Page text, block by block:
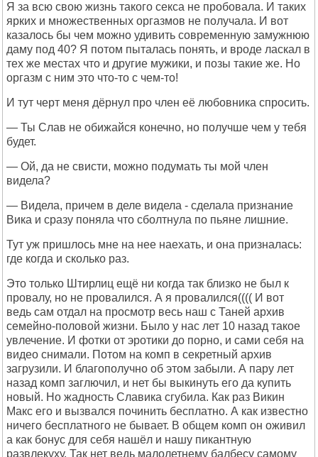
Я за всю свою жизнь такого секса не пробовала. И таких
ярких и множественных оргазмов не получала. И вот
казалось бы чем можно удивить современную замужнюю
даму под 40? Я потом пыталась понять, и вроде ласкал в
тех же местах что и другие мужики, и позы такие же. Но
оргазм с ним это что-то с чем-то!
И тут черт меня дёрнул про член её любовника спросить.
— Ты Слав не обижайся конечно, но получше чем у тебя
будет.
— Ой, да не свисти, можно подумать ты мой член
видела?
— Видела, причем в деле видела - сделала признание
Вика и сразу поняла что сболтнула по пьяне лишние.
Тут уж пришлось мне на нее наехать, и она призналась:
где когда и сколько раз.
Это только Штирлиц ещё ни когда так близко не был к
провалу, но не провалился. А я провалился(((( И вот
ведь сам отдал на просмотр весь наш с Таней архив
семейно-половой жизни. Было у нас лет 10 назад такое
увлечение. И фотки от эротики до порно, и сами себя на
видео снимали. Потом на комп в секретный архив
загрузили. И благополучно об этом забыли. А пару лет
назад комп заглючил, и нет бы выкинуть его да купить
новый. Но жадность Славика сгубила. Как раз Викин
Макс его и вызвался починить бесплатно. А как известно
ничего бесплатного не бывает. В общем комп он оживил
а как бонус для себя нашёл и нашу пикантную
развлекуху. Так нет ведь малолетнему балбесу самому